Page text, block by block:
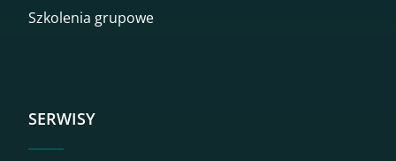
Szkolenia grupowe
SERWISY